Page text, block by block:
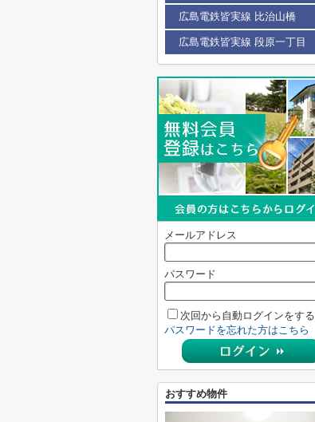
広島電鉄皆実線 比治山橋
広島電鉄皆実線 段原一丁目
メールアドレス
パスワード
次回から自動ログインをする
パスワードを忘れた方はこちら
おすすめ物件